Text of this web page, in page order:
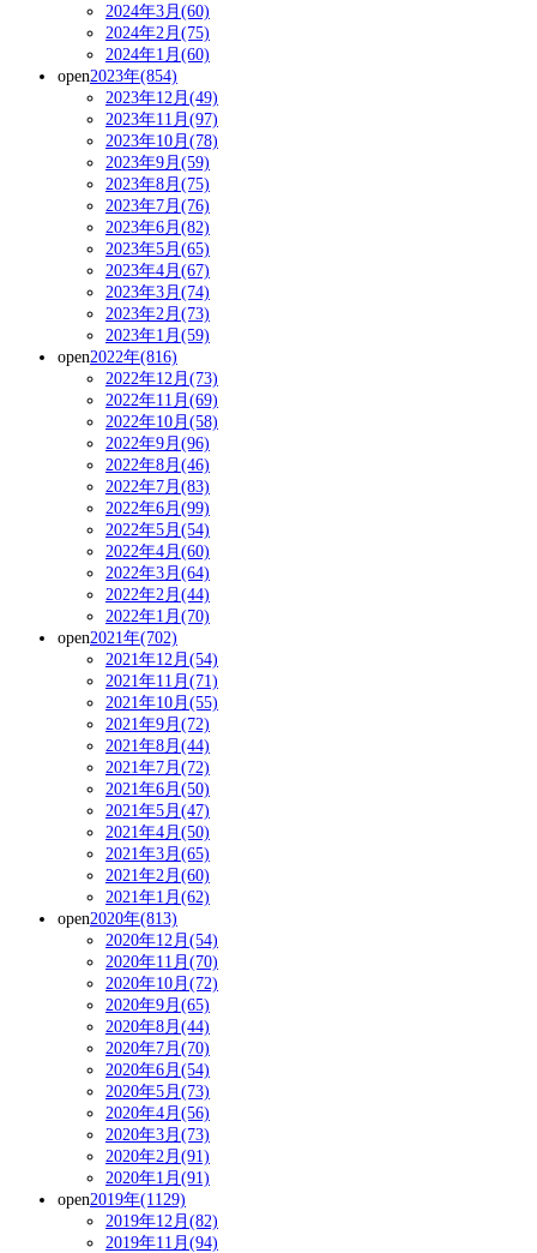
2024年3月(60)
2024年2月(75)
2024年1月(60)
open2023年(854)
2023年12月(49)
2023年11月(97)
2023年10月(78)
2023年9月(59)
2023年8月(75)
2023年7月(76)
2023年6月(82)
2023年5月(65)
2023年4月(67)
2023年3月(74)
2023年2月(73)
2023年1月(59)
open2022年(816)
2022年12月(73)
2022年11月(69)
2022年10月(58)
2022年9月(96)
2022年8月(46)
2022年7月(83)
2022年6月(99)
2022年5月(54)
2022年4月(60)
2022年3月(64)
2022年2月(44)
2022年1月(70)
open2021年(702)
2021年12月(54)
2021年11月(71)
2021年10月(55)
2021年9月(72)
2021年8月(44)
2021年7月(72)
2021年6月(50)
2021年5月(47)
2021年4月(50)
2021年3月(65)
2021年2月(60)
2021年1月(62)
open2020年(813)
2020年12月(54)
2020年11月(70)
2020年10月(72)
2020年9月(65)
2020年8月(44)
2020年7月(70)
2020年6月(54)
2020年5月(73)
2020年4月(56)
2020年3月(73)
2020年2月(91)
2020年1月(91)
open2019年(1129)
2019年12月(82)
2019年11月(94)